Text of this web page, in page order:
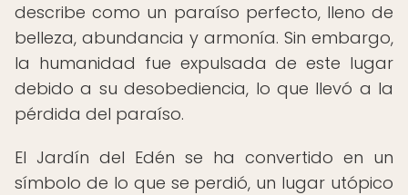
describe como un paraíso perfecto, lleno de
belleza, abundancia y armonía. Sin embargo,
la humanidad fue expulsada de este lugar
debido a su desobediencia, lo que llevó a la
pérdida del paraíso.
El Jardín del Edén se ha convertido en un
símbolo de lo que se perdió, un lugar utópico